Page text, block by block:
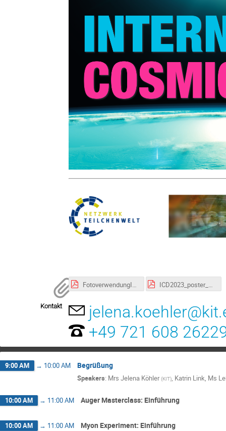
Kontakt
+49 721 608
9:00 AM → 10:00 AM Begrüßung
Speakers: Mrs Jelena Köhler (KIT), Katrin Link, Ms
10:00 AM → 11:00 AM Auger Masterclass: Einführung
10:00 AM → 11:00 AM Myon Experiment: Einführung